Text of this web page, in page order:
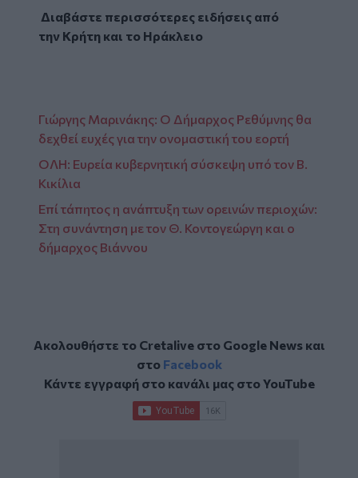
Διαβάστε περισσότερες ειδήσεις από
την Κρήτη και το Ηράκλειο
Γιώργης Μαρινάκης: Ο Δήμαρχος Ρεθύμνης θα
δεχθεί ευχές για την ονομαστική του εορτή
ΟΛΗ: Ευρεία κυβερνητική σύσκεψη υπό τον Β.
Κικίλια
Επί τάπητος η ανάπτυξη των ορεινών περιοχών:
Στη συνάντηση με τον Θ. Κοντογεώργη και ο
δήμαρχος Βιάννου
Ακολουθήστε το Cretalive στο Google Newsκαι
στο Facebook
Κάντε εγγραφή στο κανάλι μας στοYouTube